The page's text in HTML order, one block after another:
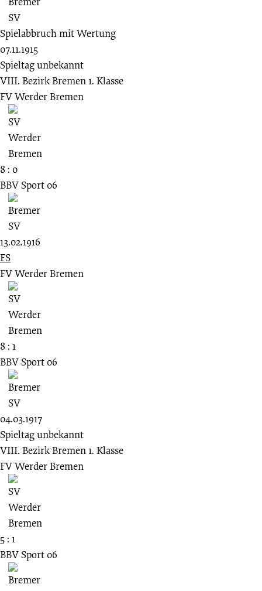
Spielabbruch mit Wertung
07.11.1915
Spieltag unbekannt
VIII. Bezirk Bremen 1. Klasse
FV Werder Bremen
8 : 0
BBV Sport 06
13.02.1916
FS
FV Werder Bremen
8 : 1
BBV Sport 06
04.03.1917
Spieltag unbekannt
VIII. Bezirk Bremen 1. Klasse
FV Werder Bremen
5 : 1
BBV Sport 06